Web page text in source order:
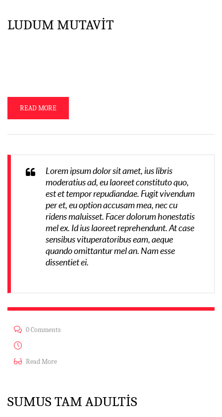
LUDUM MUTAVIT
READ MORE
Lorem ipsum dolor sit amet, ius libris
moderatius ad, eu laoreet constituto quo,
est et tempor repudiandae. Fugit vivendum
per et, eu option accusam mea, nec cu
ridens maluisset. Facer dolorum honestatis
mel ex. Id ius laoreet reprehendunt. At case
sensibus vituperatoribus eam, aeque
quando omittantur mel an. Nam esse
dissentiet ei.
0 Comments
Read More
SUMUS TAM ADULTIS